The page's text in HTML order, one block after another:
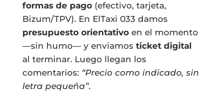
formas de pago(efectivo, tarjeta,
Bizum/TPV). En ElTaxi 033 damos
presupuesto orientativoen el momento
—sin humo— y enviamos ticket digital
al terminar. Luego llegan los
comentarios: “Precio como indicado, sin
letra pequeña”.